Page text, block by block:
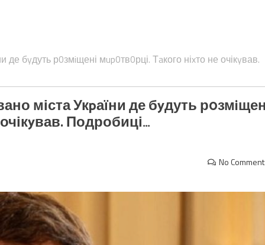
бyдуть р0змiщені мup0тв0рці. Тaкого ніxто не очікyвав.
міста Укpаїни де бyдуть
Подробиці…
No